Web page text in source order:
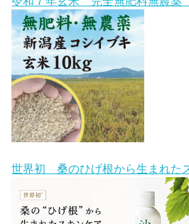
世界初 桑のひげ根から生まれた